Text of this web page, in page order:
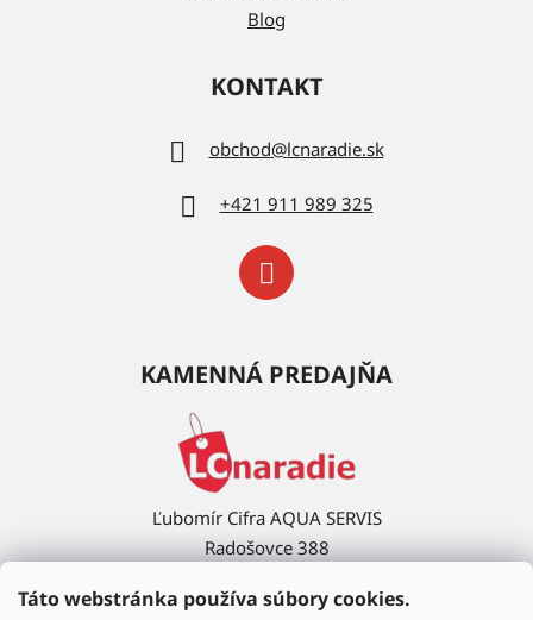
Táto webstránka používa súbory cookies.
Blog
KONTAKT
obchod@lcnaradie.sk
+421 911 989 325
KAMENNÁ PREDAJŇA
Ľubomír Cifra AQUA SERVIS
Radošovce 388